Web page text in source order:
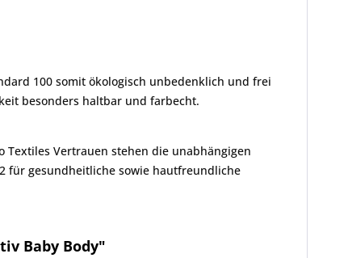
100 somit ökologisch unbedenklich und frei
besonders haltbar und farbecht.
Textiles Vertrauen stehen die unabhängigen
für gesundheitliche sowie hautfreundliche
Baby Body"